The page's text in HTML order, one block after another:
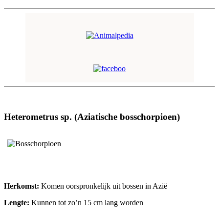
Heterometrus sp. (Aziatische bosschorpioen)
Herkomst: Komen oorspronkelijk uit bossen in Azië
Lengte: Kunnen tot zo’n 15 cm lang worden